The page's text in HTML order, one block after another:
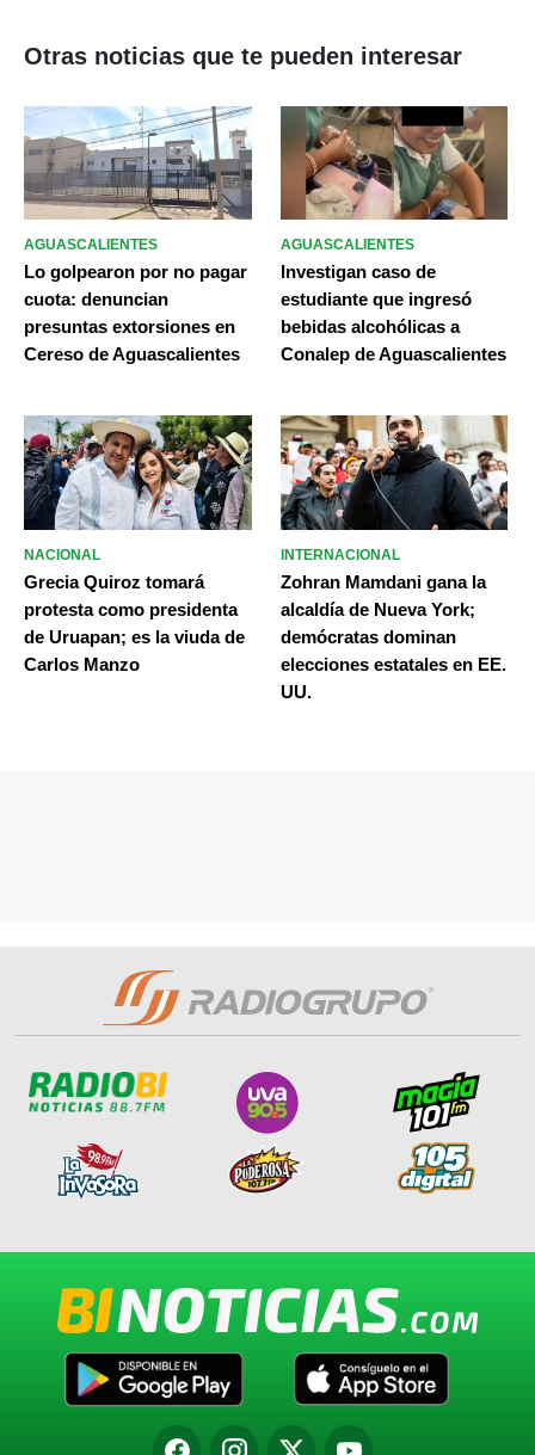
Otras noticias que te pueden interesar
AGUASCALIENTES
Lo golpearon por no pagar
cuota: denuncian
presuntas extorsiones en
Cereso de Aguascalientes
AGUASCALIENTES
Investigan caso de
estudiante que ingresó
bebidas alcohólicas a
Conalep de Aguascalientes
NACIONAL
Grecia Quiroz tomará
protesta como presidenta
de Uruapan; es la viuda de
Carlos Manzo
INTERNACIONAL
Zohran Mamdani gana la
alcaldía de Nueva York;
demócratas dominan
elecciones estatales en EE.
UU.